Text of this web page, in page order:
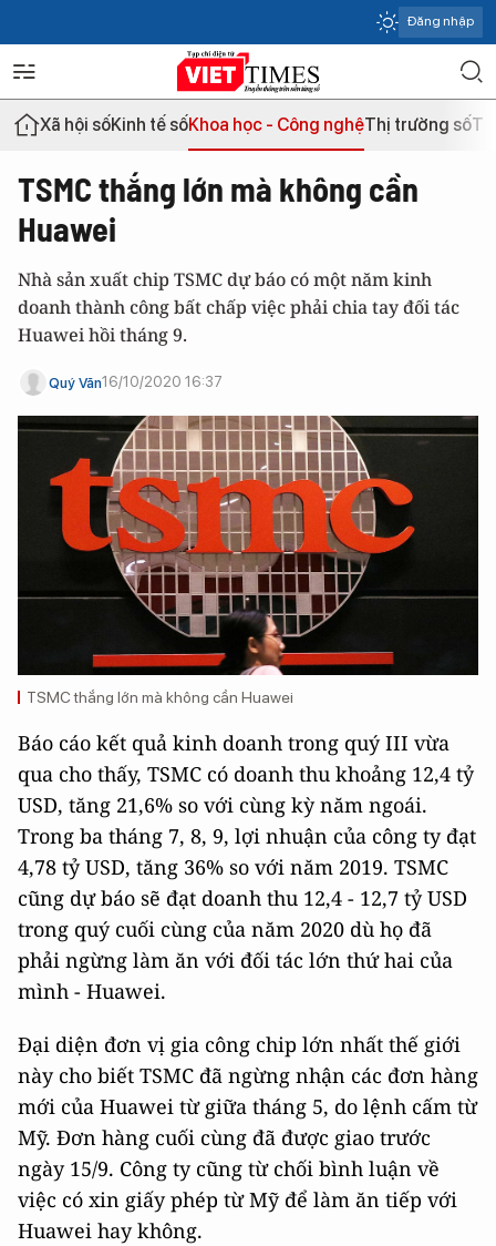
Đăng nhập
Xã hội sốKinh tế sốKhoa học - Công nghệThị trường số
TSMC thắng lớn mà không cần
Huawei
Nhà sản xuất chip TSMC dự báo có một năm kinh
doanh thành công bất chấp việc phải chia tay đối tác
Huawei hồi tháng 9.
Quý Văn16/10/2020 16:37
TSMC thắng lớn mà không cần Huawei
Báo cáo kết quả kinh doanh trong quý III vừa
qua cho thấy, TSMC có doanh thu khoảng 12,4 tỷ
USD, tăng 21,6% so với cùng kỳ năm ngoái.
Trong ba tháng 7, 8, 9, lợi nhuận của công ty đạt
4,78 tỷ USD, tăng 36% so với năm 2019. TSMC
cũng dự báo sẽ đạt doanh thu 12,4 - 12,7 tỷ USD
trong quý cuối cùng của năm 2020 dù họ đã
phải ngừng làm ăn với đối tác lớn thứ hai của
mình - Huawei.
Đại diện đơn vị gia công chip lớn nhất thế giới
này cho biết TSMC đã ngừng nhận các đơn hàng
mới của Huawei từ giữa tháng 5, do lệnh cấm từ
Mỹ. Đơn hàng cuối cùng đã được giao trước
ngày 15/9. Công ty cũng từ chối bình luận về
việc có xin giấy phép từ Mỹ để làm ăn tiếp với
Huawei hay không.